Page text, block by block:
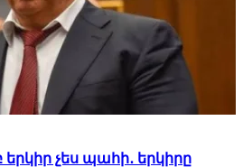
չես պահի․ երկիրը